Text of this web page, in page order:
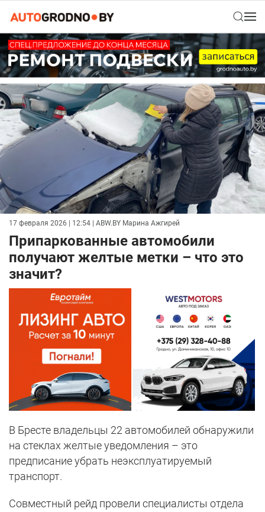
17 февраля 2026 | 12:54 | ABW.BY Марина Ажгирей
Припаркованные автомобили
получают желтые метки – что это
значит?
В Бресте владельцы 22 автомобилей обнаружили
на стеклах желтые уведомления – это
предписание убрать неэксплуатируемый
транспорт.
Совместный рейд провели специалисты отдела